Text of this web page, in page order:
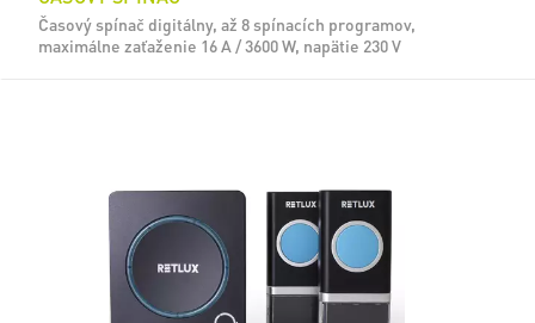
Časový spínač digitálny, až 8 spínacích programov,
maximálne zaťaženie 16 A / 3600 W, napätie 230 V